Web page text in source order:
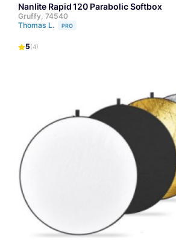
Nanlite Rapid 120 Parabolic Softbox
Gruffy, 74540
Thomas L.
PRO
5(4)